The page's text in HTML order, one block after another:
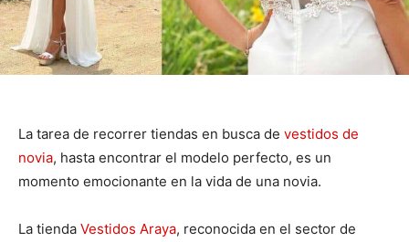
La tarea de recorrer tiendas en busca de vestidos de
novia, hasta encontrar el modelo perfecto, es un
momento emocionante en la vida de una novia.
La tienda Vestidos Araya, reconocida en el sector de